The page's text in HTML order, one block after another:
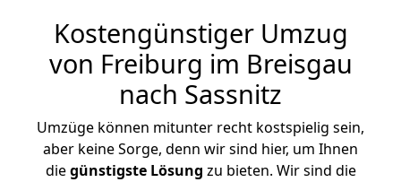
Kostengünstiger Umzug
von Freiburg im Breisgau
nach Sassnitz
Umzüge können mitunter recht kostspielig sein,
aber keine Sorge, denn wir sind hier, um Ihnen
diegünstigste Lösung zu bieten. Wir sind die